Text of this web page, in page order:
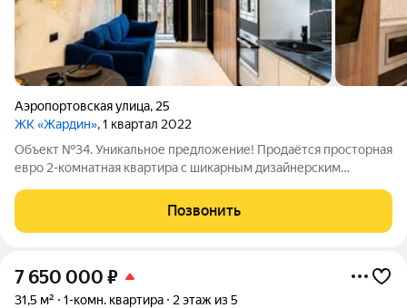
Аэропортовская улица, 25
ЖК «Жардин», 1 квартал 2022
Объект №34. Уникальное предложение! Продаётся просторная
евро 2-комнатная квартира с шикарным дизайнерским
доме! Местоположение: Адрес: ул. Аэропортовская 25 (ЖК
Жардин). Лучшее сочетание комфорта и
Позвонить
7 650 000 ₽
31,5 м² 1-комн. квартира 2 этаж из 5